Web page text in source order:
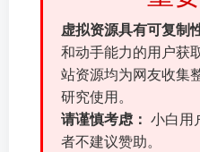
虚拟资源具有可复制
和动手能力的用户获
站资源均为网友收集
研究使用。
请谨慎考虑： 小白用
者不建议赞助。